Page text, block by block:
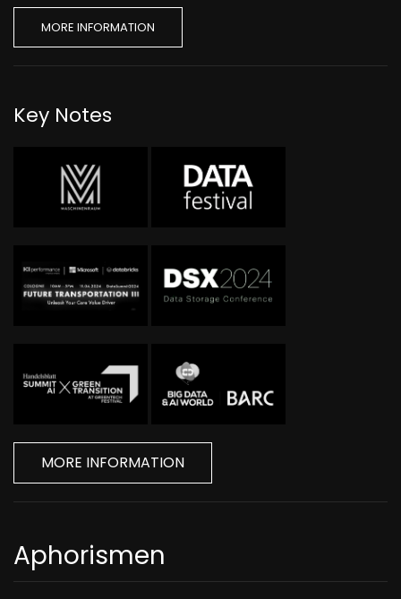
MORE INFORMATION
Key Notes
MORE INFORMATION
Aphorismen